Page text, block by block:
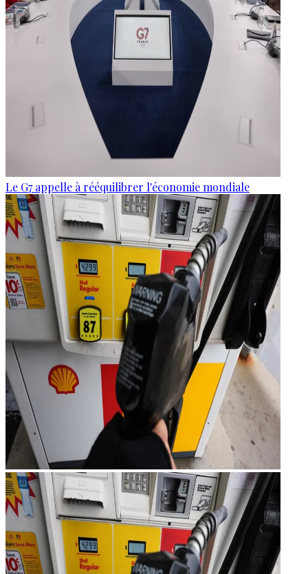
Le G7 appelle à rééquilibrer l'économie mondiale